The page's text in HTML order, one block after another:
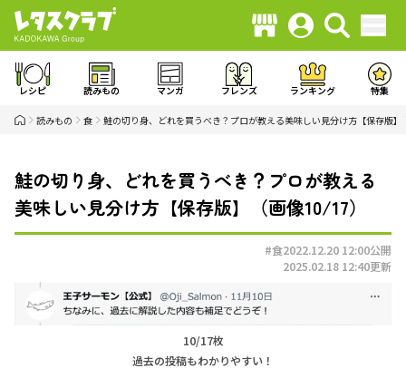
レシピ 読みもの マンガ フレンズ ランキング 特集
読みもの 食 鮭の切り身、どれを買うべき？プロが教える美味しい見分け方【保存版】
鮭の切り身、どれを買うべき？プロが教える
美味しい見分け方【保存版】（画像10/17）
#食2022.12.20 12:00公開
2025.02.18 12:40更新
10/17枚
過去の投稿もわかりやすい！